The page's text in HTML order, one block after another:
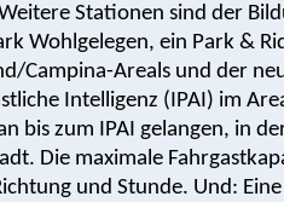
Stationen sind der
Wohlgelegen, ein Park &
Campina-Areals und der
Intelligenz (IPAI) im
bis zum IPAI gelangen, in
Die maximale
und Stunde. Und: